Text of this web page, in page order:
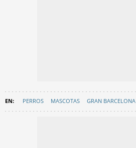
PERROS MASCOTAS GRAN BARCELONA